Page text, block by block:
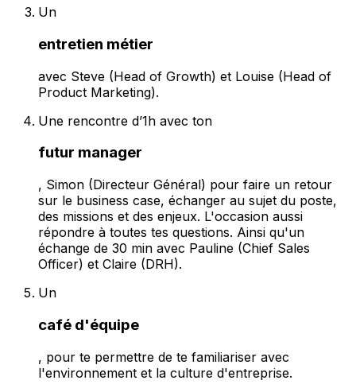
Un
entretien métier
avec Steve (Head of Growth) et Louise (Head of
Product Marketing).
Une rencontre d’1h avec ton
futur manager
, Simon (Directeur Général) pour faire un retour
sur le business case, échanger au sujet du poste,
des missions et des enjeux. L'occasion aussi
répondre à toutes tes questions. Ainsi qu'un
échange de 30 min avec Pauline (Chief Sales
Officer) et Claire (DRH).
Un
café d'équipe
, pour te permettre de te familiariser avec
l'environnement et la culture d'entreprise.